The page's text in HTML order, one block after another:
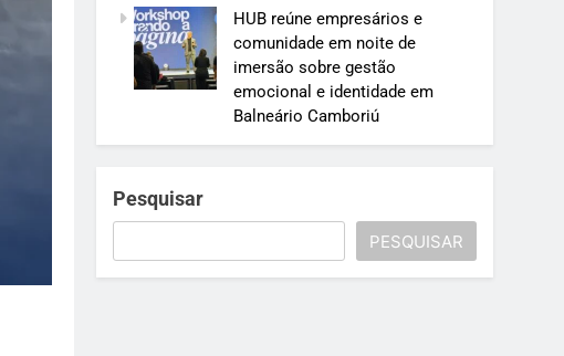
HUB reúne empresários e
comunidade em noite de
imersão sobre gestão
emocional e identidade em
Balneário Camboriú
Pesquisar
PESQUISAR